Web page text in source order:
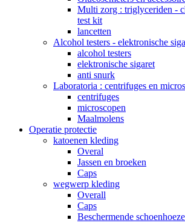
Multi zorg : triglyceriden -
test kit
lancetten
Alcohol testers - elektronische
alcohol testers
elektronische sigaret
anti snurk
Laboratoria : centrifuges en
centrifuges
microscopen
Maalmolens
Operatie protectie
katoenen kleding
Overal
Jassen en broeken
Caps
wegwerp kleding
Overall
Caps
Beschermende